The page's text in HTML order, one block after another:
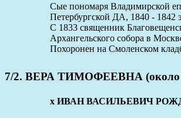
Сые пономаря Владимирской
Петербургской ДА, 1840 - 1842
С 1833 священник
Архангельского собора в
Похоронен на Смоленском
7/2. ВЕРА ТИМОФЕЕВНА (около
x ИВАН ВАСИЛЬЕВИЧ